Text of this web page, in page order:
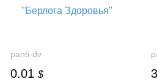
panti-dv
0.01 $